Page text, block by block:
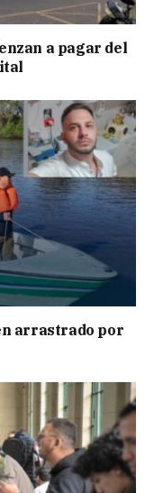
a pagar del
arrastrado por